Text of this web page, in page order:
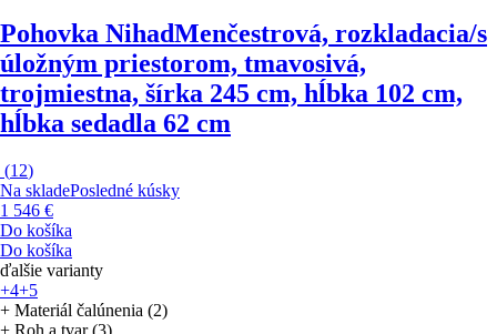
Pohovka NihadMenčestrová, rozkladacia/s
úložným priestorom, tmavosivá,
trojmiestna, šírka 245 cm, hĺbka 102 cm,
hĺbka sedadla 62 cm
(12)
Na skladePosledné kúsky
1 546 €
Do košíka
Do košíka
ďalšie varianty
+4+5
+ Materiál čalúnenia (2)
+ Roh a tvar (3)